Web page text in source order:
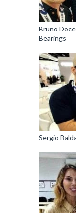
Bruno
Bearings
Sergio